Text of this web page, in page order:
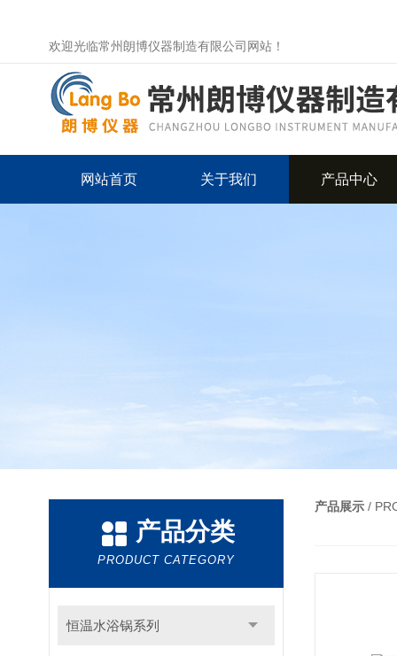
欢迎光临常州朗博仪器制造有限公司网站！
网站首页 关于我们 产品中心
产品分类
PRODUCT CATEGORY
恒温水浴锅系列
产品展示 /